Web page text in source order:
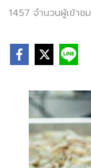
1457 จำนวนผู้เข้าชม